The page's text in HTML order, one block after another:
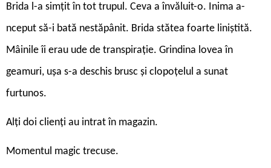
Brida l-a simțit în tot trupul. Ceva a învăluit-o. Inima a-
nceput să-i bată nestăpânit. Brida stătea foarte liniștită.
Mâinile îi erau ude de transpirație. Grindina lovea în
geamuri, ușa s-a deschis brusc și clopoțelul a sunat
furtunos.
Alți doi clienți au intrat în magazin.
Momentul magic trecuse.